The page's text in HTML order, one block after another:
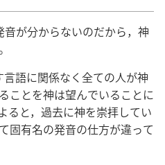
が分からないのだから，神
語に関係なく全ての人が神
ことを神は望んでいることに
ると，過去に神を崇拝してい
固有名の発音の仕方が違って